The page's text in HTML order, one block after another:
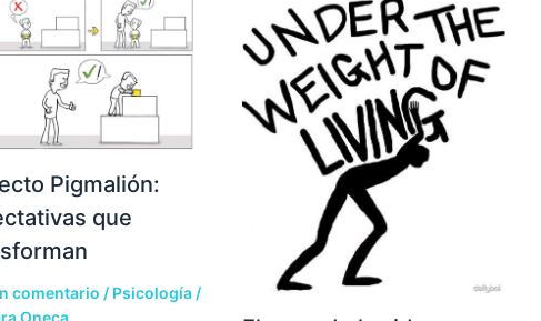
Pigmalión:
que
comentario / Psicología/
Oneca